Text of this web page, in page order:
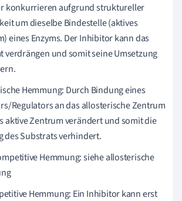
konkurrieren aufgrund struktureller
um dieselbe Bindestelle (aktives
eines Enzyms. Der Inhibitor kann das
verdrängen und somit seine Umsetzung
Hemmung: Durch Bindung eines
Regulators an das allosterische Zentrum
aktive Zentrum verändert und somit die
des Substrats verhindert.
Hemmung: siehe allosterische
Hemmung: Ein Inhibitor kann erst